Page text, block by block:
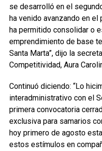
se desarrolló en el
ha venido avanzando en
ha permitido consolidar o
emprendimiento de base
Santa Marta”, dijo la
Competitividad, Aura
Continuó diciendo: “Lo
interadministrativo con el
primera convocatoria
exclusiva para samarios
hoy primero de agosto
estos estímulos en